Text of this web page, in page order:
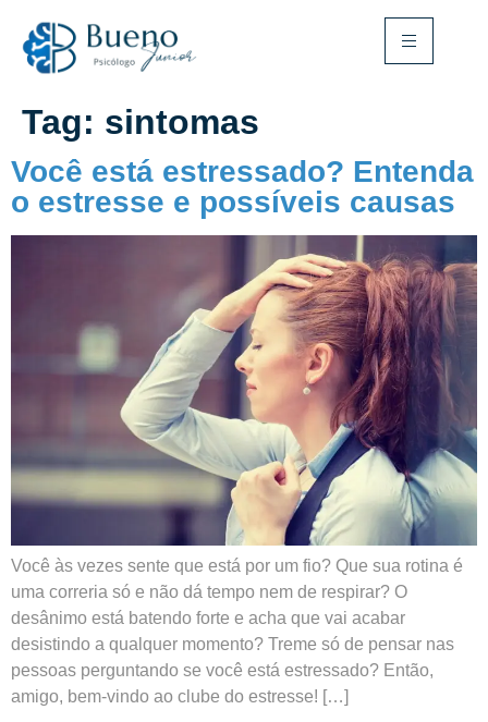
Tag: sintomas
Você está estressado? Entenda
o estresse e possíveis causas
Você às vezes sente que está por um fio? Que sua rotina é
uma correria só e não dá tempo nem de respirar? O
desânimo está batendo forte e acha que vai acabar
desistindo a qualquer momento? Treme só de pensar nas
pessoas perguntando se você está estressado? Então,
amigo, bem-vindo ao clube do estresse! […]